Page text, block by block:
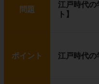
問題
江戸時代
ト】
ポイント 江戸時代